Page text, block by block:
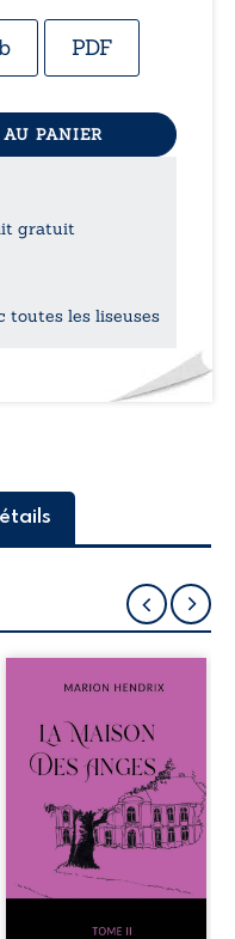
de
PDF
AU PANIER
gratuit
toutes les liseuses
Nous sommes en
après le décès du
patriarche
Anatole-Eustache.
La famille devra
affronter non
seulement un
inconnu qui rôde
autour du
domaine et dont
Firmin, le fidèle
majordome,